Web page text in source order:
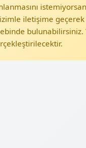
iletişime